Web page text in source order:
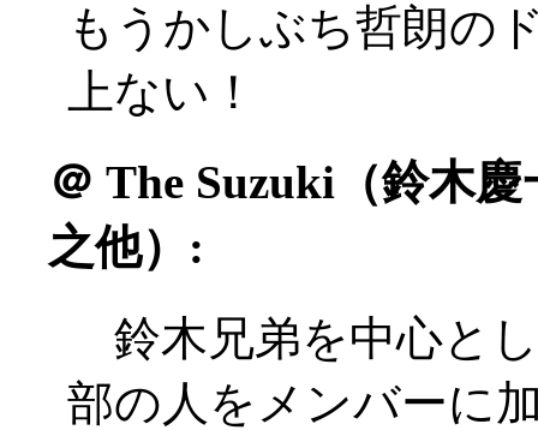
もうかしぶち哲朗の
上ない！
＠ The Suzuki（鈴木
之他）:
鈴木兄弟を中心と
部の人をメンバーに